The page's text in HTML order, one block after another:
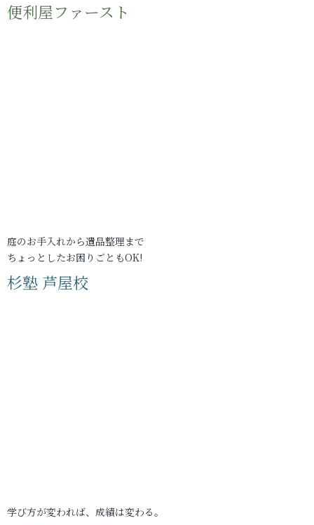
便利屋ファースト
庭のお手入れから遺品整理まで
ちょっとしたお困りごともOK!
杉塾 芦屋校
学び方が変われば、成績は変わる。